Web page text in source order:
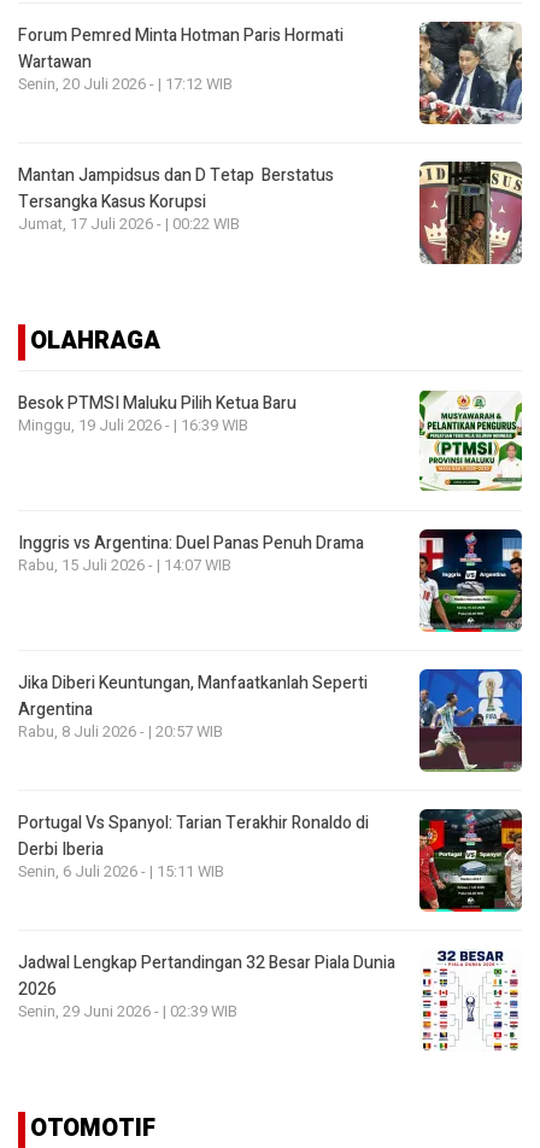
Forum Pemred Minta Hotman Paris Hormati
Wartawan
Senin, 20 Juli 2026 - | 17:12 WIB
Mantan Jampidsus dan D Tetap Berstatus
Tersangka Kasus Korupsi
Jumat, 17 Juli 2026 - | 00:22 WIB
OLAHRAGA
Besok PTMSI Maluku Pilih Ketua Baru
Minggu, 19 Juli 2026 - | 16:39 WIB
Inggris vs Argentina: Duel Panas Penuh Drama
Rabu, 15 Juli 2026 - | 14:07 WIB
Jika Diberi Keuntungan, Manfaatkanlah Seperti
Argentina
Rabu, 8 Juli 2026 - | 20:57 WIB
Portugal Vs Spanyol: Tarian Terakhir Ronaldo di
Derbi Iberia
Senin, 6 Juli 2026 - | 15:11 WIB
Jadwal Lengkap Pertandingan 32 Besar Piala Dunia
2026
Senin, 29 Juni 2026 - | 02:39 WIB
OTOMOTIF